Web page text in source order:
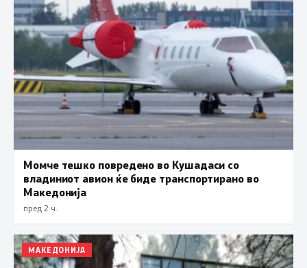
Момче тешко повредено во Кушадаси со
владиниот авион ќе биде транспортирано во
Македонија
пред 2 ч.
МАКЕДОНИЈА